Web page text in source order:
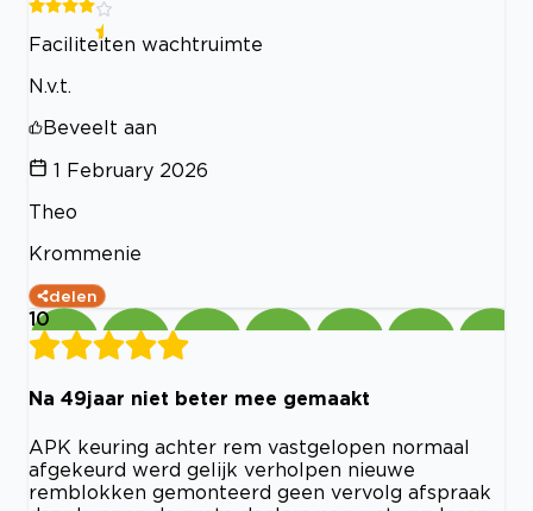
Faciliteiten wachtruimte
N.v.t.
Beveelt aan
1 February 2026
Theo
Krommenie
delen
10
Na 49jaar niet beter mee gemaakt
APK keuring achter rem vastgelopen normaal
afgekeurd werd gelijk verholpen nieuwe
remblokken gemonteerd geen vervolg afspraak